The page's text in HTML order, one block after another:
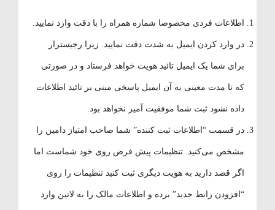
اطلاعات فردی مخصوصا شماره همراه را با دقت وارد نمایید.
در وارد کردن ایمیل به شدت دقت نمایید. زیرا رجیسترار
برای شما یک ایمیل تائید هویت خواهد فرستاد و در صورتی
که تا مدت معینی به آن ایمیل پاسخی مبنی بر تائید اطلاعات
داده نشود ثبت شما موفقیت آمیز نخواهد بود.
در قسمت “اطلاعات ثبت کننده” شما صاحب امتیاز دامین را
مشخص می‌کنید. تنظیمات پیش فرض روی خود شماست اما
اگر قصد دارید به هویت دیگری ثبت کنید تنظیمات را روی
“افزودن رابط جدید” برده و اطلاعات مالک را به لاتین وارد